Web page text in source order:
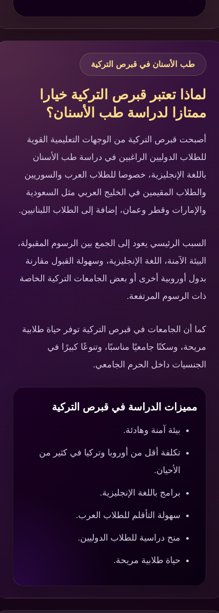
طب الأسنان في قبرص التركية
لماذا تعتبر قبرص التركية خيارا
ممتازا لدراسة طب الأسنان؟
أصبحت قبرص التركية من الوجهات التعليمية القوية
للطلاب الدوليين الراغبين في دراسة طب الأسنان
باللغة الإنجليزية، خصوصا للطلاب العرب والسوريين
والطلاب المقيمين في الخليج العربي مثل السعودية
والإمارات وقطر وعمان، إضافة إلى الطلاب اللبنانيين.
السبب الرئيسي يعود إلى الجمع بين الرسوم المقبولة،
البيئة الآمنة، اللغة الإنجليزية، وسهولة القبول مقارنة
بدول أوروبية أخرى أو بعض الجامعات التركية الخاصة
ذات الرسوم المرتفعة.
كما أن الجامعات في قبرص التركية توفر حياة طلابية
مريحة، وسكنًا جامعيًا مناسبًا، وتنوعًا كبيرًا في
الجنسيات داخل الحرم الجامعي.
مميزات الدراسة في قبرص التركية
بيئة آمنة وهادئة.
تكلفة أقل من أوروبا وتركيا في كثير من
الأحيان.
برامج باللغة الإنجليزية.
سهولة التأقلم للطلاب العرب.
منح دراسية للطلاب الدوليين.
حياة طلابية مريحة.